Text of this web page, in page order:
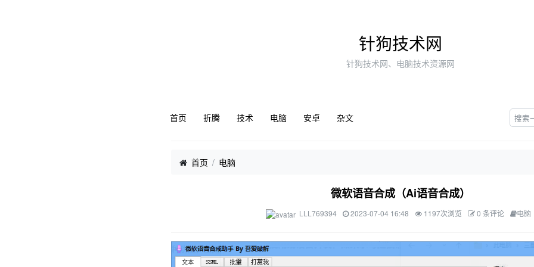
针狗技术网
针狗技术网、电脑技术资源网
首页 折腾 技术 电脑 安卓 杂文
首页 电脑
微软语音合成（Ai语音合成）
LLL769394 2023-07-04 16:48 1197次浏览 0 条评论 电脑